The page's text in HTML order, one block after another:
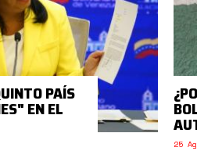
PAÍS
EN EL
25